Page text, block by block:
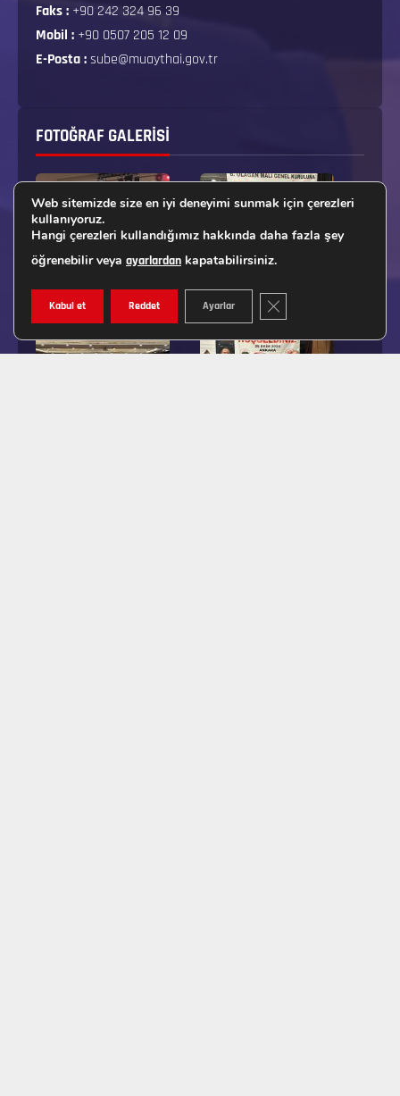
Faks : +90 242 324 96 39
Mobil : +90 0507 205 12 09
E-Posta :sube@muaythai.gov.tr
FOTOĞRAF GALERISI
Web sitemizde size en iyi deneyimi sunmak için çerezleri
kullanıyoruz.
Hangi çerezleri kullandığımız hakkında daha fazla şey
öğrenebilir veya ayarlardan kapatabilirsiniz.
Kabul et Reddet Ayarlar GDPR ÇEREZ ŞERIDINI